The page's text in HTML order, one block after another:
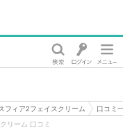
フィア2フェイスクリーム
口コミ
リーム 口コミ